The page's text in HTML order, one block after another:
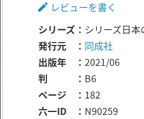
レビューを書く
シリーズ
シリーズ日
発行元
同成社
出版年
2021/06
判
B6
ページ
182
六一ID
N90259